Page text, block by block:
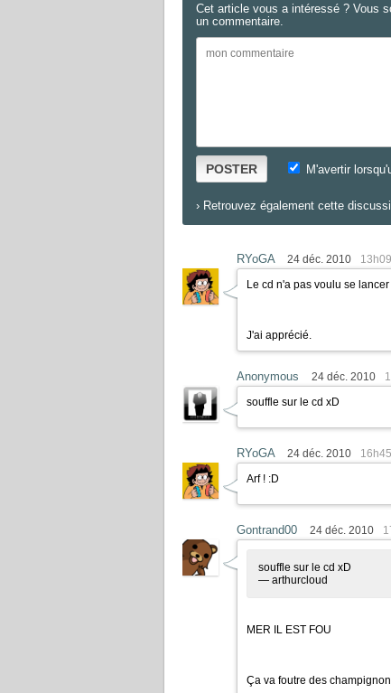
Cet article vous a intéressé ? Vous
un commentaire.
POSTER M'avertir
› Retrouvez également cette
RYoGA 24 déc. 2010 13h09
Le cd n'a pas voulu se
J'ai apprécié.
Anonymous 24 déc. 2010
souffle sur le cd xD
RYoGA 24 déc. 2010 16h45
Arf ! :D
Gontrand00 24 déc. 2010
souffle sur le cd xD
— arthurcloud
MER IL EST FOU
Ça va foutre des